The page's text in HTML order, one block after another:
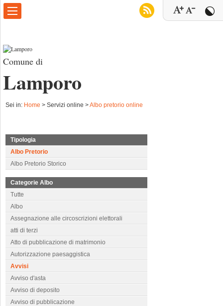
Comune di
Lamporo
Sei in: Home > Servizi online >Albo pretorio online
Tipologia
Albo Pretorio
Albo Pretorio Storico
Categorie Albo
Tutte
Albo
Assegnazione alle circoscrizioni elettorali
atti di terzi
Atto di pubblicazione di matrimonio
Autorizzazione paesaggistica
Avvisi
Avviso d'asta
Avviso di deposito
Avviso di pubblicazione